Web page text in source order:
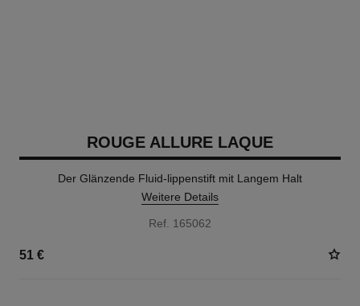
ROUGE ALLURE LAQUE
Der Glänzende Fluid-lippenstift mit Langem Halt
Weitere Details
Ref. 165062
51 €